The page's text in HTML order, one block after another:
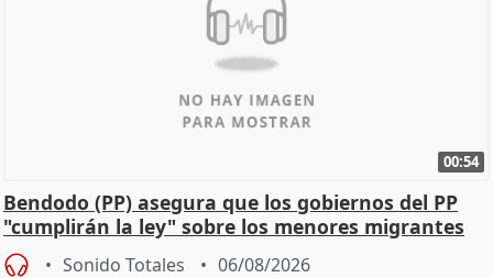
00:54
Bendodo (PP) asegura que los gobiernos del PP
"cumplirán la ley" sobre los menores migrantes
Sonido Totales 06/08/2026